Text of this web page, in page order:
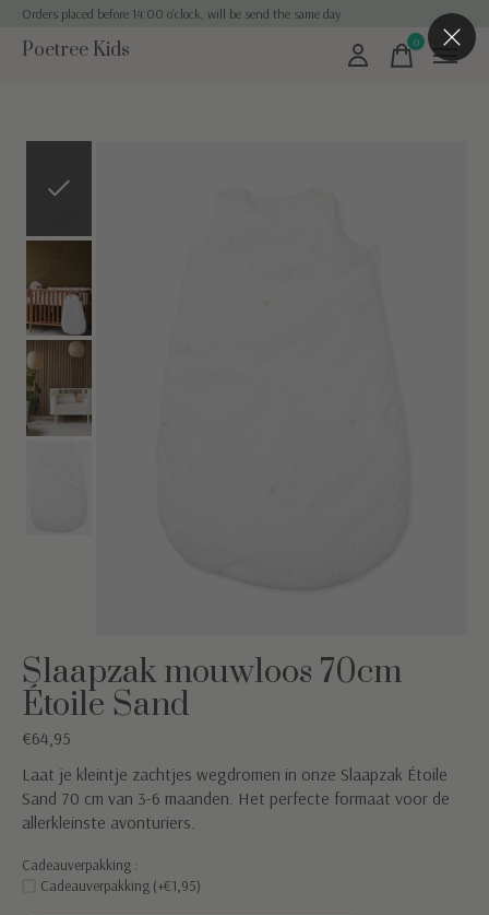
Orders placed before 14:00 o'clock, will be send the same day
Poetree Kids 0items
Slaapzak mouwloos 70cm
Étoile Sand
€64,95
Laat je kleintje zachtjes wegdromen in onze Slaapzak Étoile
Sand 70 cm van 3-6 maanden. Het perfecte formaat voor de
allerkleinste avonturiers.
Cadeauverpakking :
Cadeauverpakking (+€1,95)